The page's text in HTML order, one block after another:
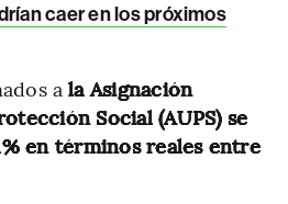
caer en los próximos
a la Asignación
Social (AUPS) se
en términos reales entre